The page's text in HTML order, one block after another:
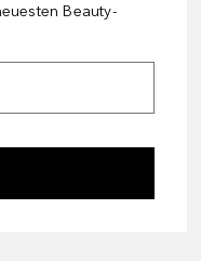
Beauty-